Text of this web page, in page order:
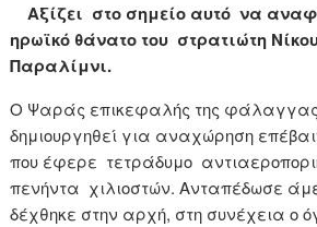
Αξίζει στο σημείο αυτό να
ηρωϊκό θάνατο του στρατιώτη
Παραλίμνι.
Ο Ψαράς επικεφαλής της
δημιουργηθεί για αναχώρηση
που έφερε τετράδυμο
πενήντα χιλιοστών. Ανταπέδωσε
δέχθηκε στην αρχή, στη συνέχεια ο